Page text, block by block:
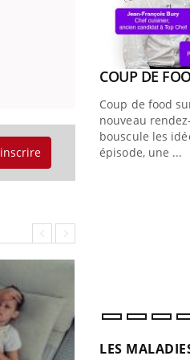
de bilan de
Youtube
COUP DE
Coup de food
nouveau
bouscule les
épisode, une ...
LES